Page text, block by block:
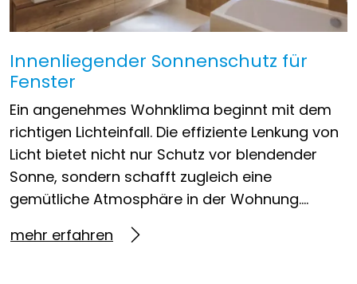
Innenliegender Sonnenschutz für
Fenster
Ein angenehmes Wohnklima beginnt mit dem
richtigen Lichteinfall. Die effiziente Lenkung von
Licht bietet nicht nur Schutz vor blendender
Sonne, sondern schafft zugleich eine
gemütliche Atmosphäre in der Wohnung….
mehr erfahren